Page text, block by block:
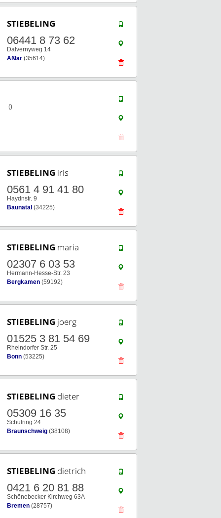
STIEBELING
06441 8 73 62
Dalvernyweg 14
Aßlar (35614)
()
STIEBELING iris
0561 4 91 41 80
Haydnstr. 9
Baunatal (34225)
STIEBELING maria
02307 6 03 53
Hermann-Hesse-Str. 23
Bergkamen (59192)
STIEBELING joerg
01525 3 81 54 69
Rheindorfer Str. 25
Bonn (53225)
STIEBELING dieter
05309 16 35
Schulring 24
Braunschweig (38108)
STIEBELING dietrich
0421 6 20 81 88
Schönebecker Kirchweg 63A
Bremen (28757)